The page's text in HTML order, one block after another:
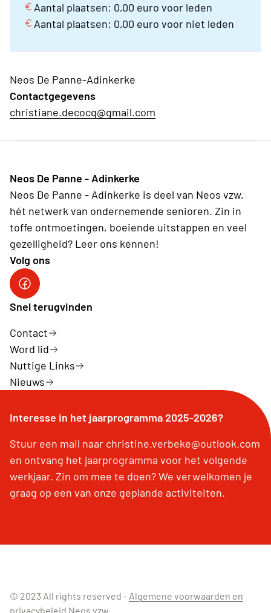
Aantal plaatsen: 0,00 euro voor leden
Aantal plaatsen: 0,00 euro voor niet leden
Neos De Panne-Adinkerke
Contactgegevens
christiane.decocq@gmail.com
Neos De Panne - Adinkerke
Neos De Panne - Adinkerke is deel van Neos vzw,
hét netwerk van ondernemende senioren. Zin in
toffe ontmoetingen, boeiende uitstappen en veel
gezelligheid? Leer ons kennen!
Volg ons
Facebookpagina Neos De Panne - Adinkerke
Snel terugvinden
Contact
Word lid
Nuttige Links
Nieuws
Interesse in het jaarprogramma 2025-2026?
Stuur een mail naar christine.verbeke@outlook.com
en ontvang het jaarprogramma voor het volgende
werkjaar. Zin om mee te doen? We verwelkomen je
graag op een van onze geplande activiteiten.
© 2023 All rights reserved - Algemene voorwaarden en
privacybeleid Neos vzw